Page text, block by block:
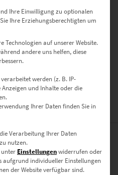
in Hildrizhausen bei
roten Lichtschweifen, die den
bestellen, z.B. als Poster,
Acrylbild.
Ihre Einwilligung zu optionalen
Ihre Erziehungsberechtigten um
Technologien auf unserer Website.
andere uns helfen, diese
werden (z. B. IP-
und Inhalte oder die
Ihrer Daten finden Sie in
Verarbeitung Ihrer Daten
nutzen.
unter Einstellungenwiderrufen oder
aufgrund individueller Einstellungen
der Website verfügbar sind.